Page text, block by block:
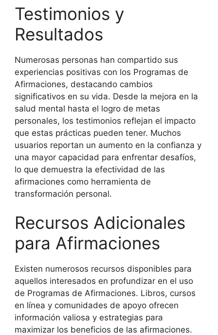
Testimonios y
Resultados
Numerosas personas han compartido sus
experiencias positivas con los Programas de
Afirmaciones, destacando cambios
significativos en su vida. Desde la mejora en la
salud mental hasta el logro de metas
personales, los testimonios reflejan el impacto
que estas prácticas pueden tener. Muchos
usuarios reportan un aumento en la confianza y
una mayor capacidad para enfrentar desafíos,
lo que demuestra la efectividad de las
afirmaciones como herramienta de
transformación personal.
Recursos Adicionales
para Afirmaciones
Existen numerosos recursos disponibles para
aquellos interesados en profundizar en el uso
de Programas de Afirmaciones. Libros, cursos
en línea y comunidades de apoyo ofrecen
información valiosa y estrategias para
maximizar los beneficios de las afirmaciones.